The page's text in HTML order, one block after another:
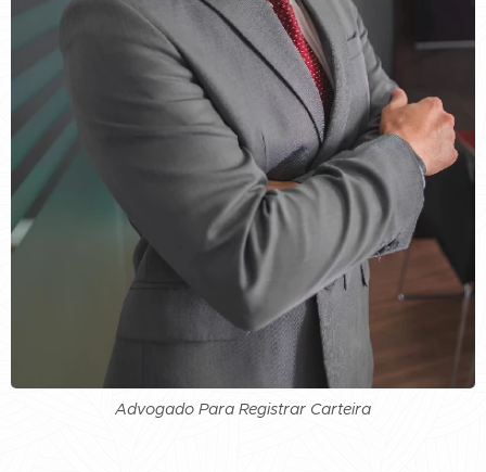
Advogado Para Registrar Carteira